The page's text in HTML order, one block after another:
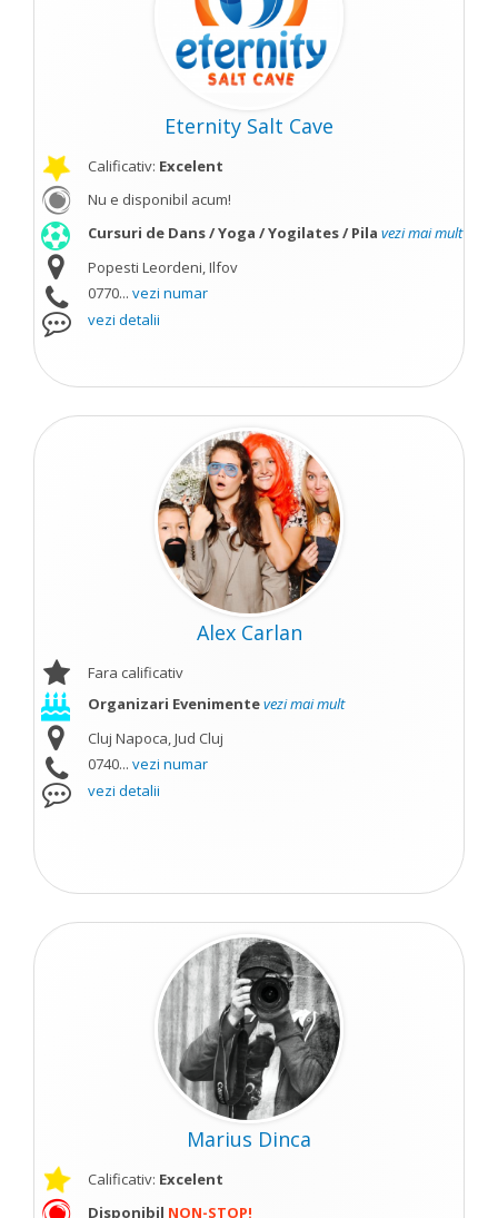
Eternity Salt Cave
Calificativ: Excelent
Nu e disponibil acum!
Cursuri de Dans / Yoga / Yogilates / Pila vezi mai mult
Popesti Leordeni, Ilfov
0770... vezi numar
vezi detalii
Alex Carlan
Fara calificativ
Organizari Evenimentevezi mai mult
Cluj Napoca, Jud Cluj
0740... vezi numar
vezi detalii
Marius Dinca
Calificativ: Excelent
Disponibil NON-STOP!